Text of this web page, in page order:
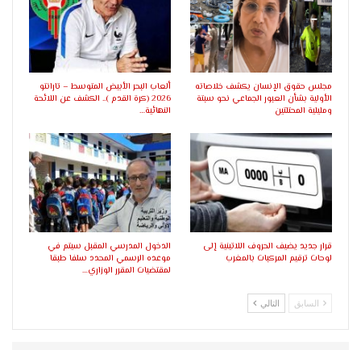
مجلس حقوق الإنسان يكشف خلاصاته
الأولية بشأن العبور الجماعي نحو سبتة
ومليلية المحتلتين
ألعاب البحر الأبيض المتوسط – تارانتو
2026 (كرة القدم ).. الكشف عن اللائحة
النهائية…
قرار جديد يضيف الحروف اللاتينية إلى
لوحات ترقيم المركبات بالمغرب
الدخول المدرسي المقبل سیتم في
موعده الرسمي المحدد سلفا طبقا
لمقتضیات المقرر الوزاري…
السابق التالي